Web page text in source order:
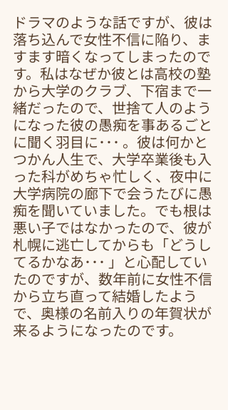
ドラマのような話ですが、彼は
落ち込んで女性不信に陥り、ま
すます暗くなってしまったので
す。私はなぜか彼とは高校の塾
から大学のクラブ、下宿まで一
緒だったので、世捨て人のよう
になった彼の愚痴を事あるごと
に聞く羽目に･･･ 。彼は何かと
つかん人生で、大学卒業後も入
った科がめちゃ忙しく、夜中に
大学病院の廊下で会うたびに愚
痴を聞いていました。でも根は
悪い子ではなかったので、彼が
札幌に逃亡してからも「どうし
てるかなあ･･･ 」と心配してい
たのですが、数年前に女性不信
から立ち直って結婚したよう
で、奥様の名前入りの年賀状が
来るようになったのです。